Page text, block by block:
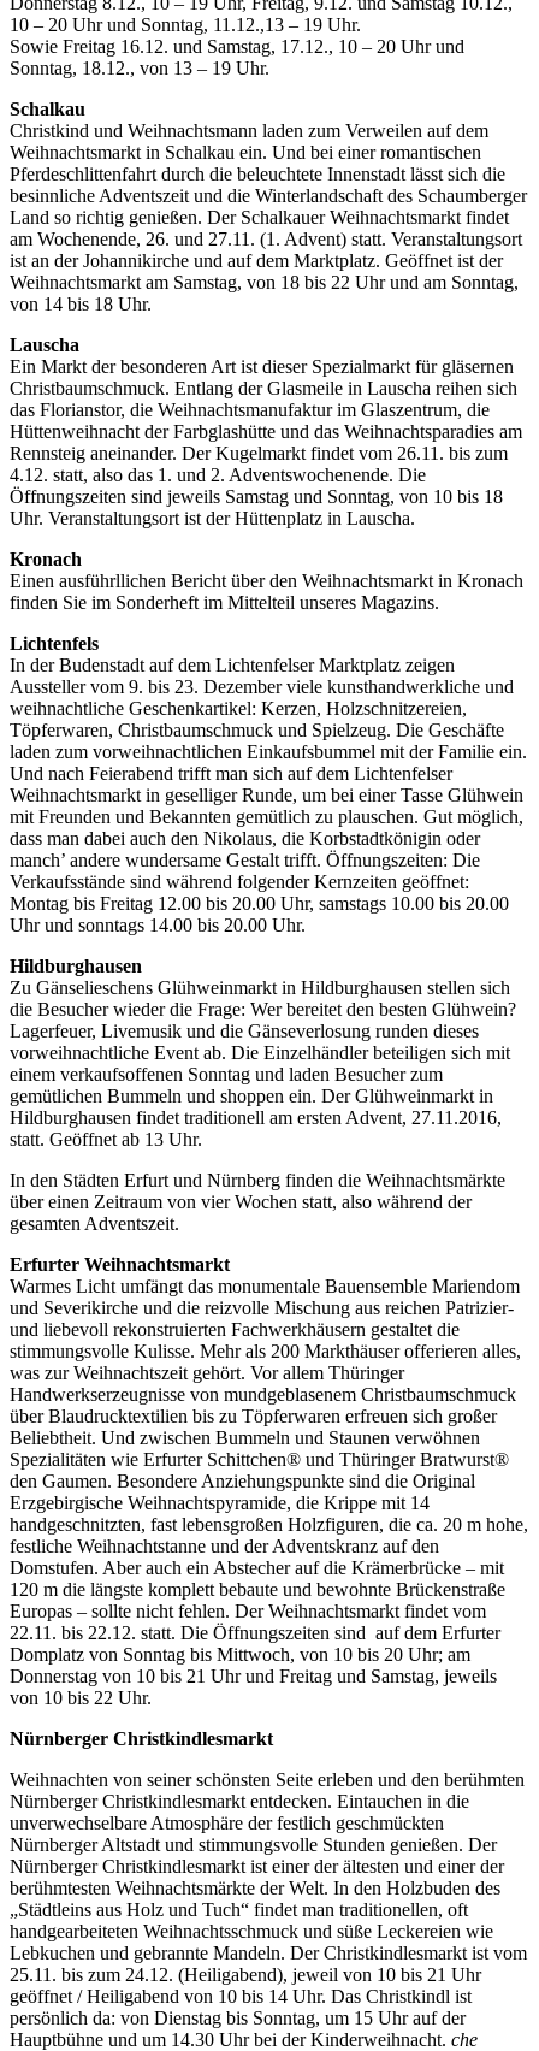
10 – 20 Uhr und Sonntag, 11.12.,13 – 19 Uhr.
Sowie Freitag 16.12. und Samstag, 17.12., 10 – 20 Uhr und
Sonntag, 18.12., von 13 – 19 Uhr.
Schalkau
Christkind und Weihnachtsmann laden zum Verweilen auf dem
Weihnachtsmarkt in Schalkau ein. Und bei einer romantischen
Pferdeschlittenfahrt durch die beleuchtete Innenstadt lässt sich die
besinnliche Adventszeit und die Winterlandschaft des Schaumberger
Land so richtig genießen. Der Schalkauer Weihnachtsmarkt findet
am Wochenende, 26. und 27.11. (1. Advent) statt. Veranstaltungsort
ist an der Johannikirche und auf dem Marktplatz. Geöffnet ist der
Weihnachtsmarkt am Samstag, von 18 bis 22 Uhr und am Sonntag,
von 14 bis 18 Uhr.
Lauscha
Ein Markt der besonderen Art ist dieser Spezialmarkt für gläsernen
Christbaumschmuck. Entlang der Glasmeile in Lauscha reihen sich
das Florianstor, die Weihnachtsmanufaktur im Glaszentrum, die
Hüttenweihnacht der Farbglashütte und das Weihnachtsparadies am
Rennsteig aneinander. Der Kugelmarkt findet vom 26.11. bis zum
4.12. statt, also das 1. und 2. Adventswochenende. Die
Öffnungszeiten sind jeweils Samstag und Sonntag, von 10 bis 18
Uhr. Veranstaltungsort ist der Hüttenplatz in Lauscha.
Kronach
Einen ausführllichen Bericht über den Weihnachtsmarkt in Kronach
finden Sie im Sonderheft im Mittelteil unseres Magazins.
Lichtenfels
In der Budenstadt auf dem Lichtenfelser Marktplatz zeigen
Aussteller vom 9. bis 23. Dezember viele kunsthandwerkliche und
weihnachtliche Geschenkartikel: Kerzen, Holzschnitzereien,
Töpferwaren, Christbaumschmuck und Spielzeug. Die Geschäfte
laden zum vorweihnachtlichen Einkaufsbummel mit der Familie ein.
Und nach Feierabend trifft man sich auf dem Lichtenfelser
Weihnachtsmarkt in geselliger Runde, um bei einer Tasse Glühwein
mit Freunden und Bekannten gemütlich zu plauschen. Gut möglich,
dass man dabei auch den Nikolaus, die Korbstadtkönigin oder
manch’ andere wundersame Gestalt trifft. Öffnungszeiten: Die
Verkaufsstände sind während folgender Kernzeiten geöffnet:
Montag bis Freitag 12.00 bis 20.00 Uhr, samstags 10.00 bis 20.00
Uhr und sonntags 14.00 bis 20.00 Uhr.
Hildburghausen
Zu Gänselieschens Glühweinmarkt in Hildburghausen stellen sich
die Besucher wieder die Frage: Wer bereitet den besten Glühwein?
Lagerfeuer, Livemusik und die Gänseverlosung runden dieses
vorweihnachtliche Event ab. Die Einzelhändler beteiligen sich mit
einem verkaufsoffenen Sonntag und laden Besucher zum
gemütlichen Bummeln und shoppen ein. Der Glühweinmarkt in
Hildburghausen findet traditionell am ersten Advent, 27.11.2016,
statt. Geöffnet ab 13 Uhr.
In den Städten Erfurt und Nürnberg finden die Weihnachtsmärkte
über einen Zeitraum von vier Wochen statt, also während der
gesamten Adventszeit.
Erfurter Weihnachtsmarkt
Warmes Licht umfängt das monumentale Bauensemble Mariendom
und Severikirche und die reizvolle Mischung aus reichen Patrizier-
und liebevoll rekonstruierten Fachwerkhäusern gestaltet die
stimmungsvolle Kulisse. Mehr als 200 Markthäuser offerieren alles,
was zur Weihnachtszeit gehört. Vor allem Thüringer
Handwerkserzeugnisse von mundgeblasenem Christbaumschmuck
über Blaudrucktextilien bis zu Töpferwaren erfreuen sich großer
Beliebtheit. Und zwischen Bummeln und Staunen verwöhnen
Spezialitäten wie Erfurter Schittchen® und Thüringer Bratwurst®
den Gaumen. Besondere Anziehungspunkte sind die Original
Erzgebirgische Weihnachtspyramide, die Krippe mit 14
handgeschnitzten, fast lebensgroßen Holzfiguren, die ca. 20 m hohe,
festliche Weihnachtstanne und der Adventskranz auf den
Domstufen. Aber auch ein Abstecher auf die Krämerbrücke – mit
120 m die längste komplett bebaute und bewohnte Brückenstraße
Europas – sollte nicht fehlen. Der Weihnachtsmarkt findet vom
22.11. bis 22.12. statt. Die Öffnungszeiten sind auf dem Erfurter
Domplatz von Sonntag bis Mittwoch, von 10 bis 20 Uhr; am
Donnerstag von 10 bis 21 Uhr und Freitag und Samstag, jeweils
von 10 bis 22 Uhr.
Nürnberger Christkindlesmarkt
Weihnachten von seiner schönsten Seite erleben und den berühmten
Nürnberger Christkindlesmarkt entdecken. Eintauchen in die
unverwechselbare Atmosphäre der festlich geschmückten
Nürnberger Altstadt und stimmungsvolle Stunden genießen. Der
Nürnberger Christkindlesmarkt ist einer der ältesten und einer der
berühmtesten Weihnachtsmärkte der Welt. In den Holzbuden des
„Städtleins aus Holz und Tuch“ findet man traditionellen, oft
handgearbeiteten Weihnachtsschmuck und süße Leckereien wie
Lebkuchen und gebrannte Mandeln. Der Christkindlesmarkt ist vom
25.11. bis zum 24.12. (Heiligabend), jeweil von 10 bis 21 Uhr
geöffnet / Heiligabend von 10 bis 14 Uhr. Das Christkindl ist
persönlich da: von Dienstag bis Sonntag, um 15 Uhr auf der
Hauptbühne und um 14.30 Uhr bei der Kinderweihnacht. che